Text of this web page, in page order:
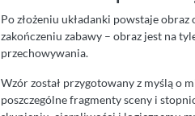
Po złożeniu układanki powstaje obraz
zakończeniu zabawy – obraz jest na
przechowywania.
Wzór został przygotowany z myślą o
poszczególne fragmenty sceny i